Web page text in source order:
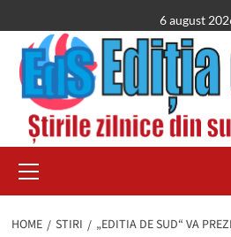
to
content
6 august
Menu
HOME STIRI
„EDITIA DE SUD“ VA